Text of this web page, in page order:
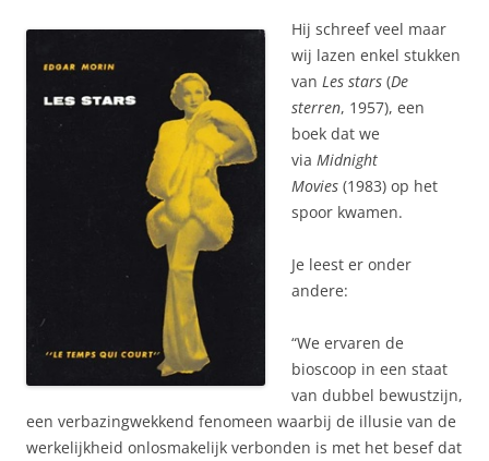
Hij schreef veel maar
wij lazen enkel stukken
van Les stars (De
sterren, 1957), een
boek dat we
via Midnight
Movies (1983) op het
spoor kwamen.
Je leest er onder
andere:
“We ervaren de
bioscoop in een staat
van dubbel bewustzijn,
een verbazingwekkend fenomeen waarbij de illusie van de
werkelijkheid onlosmakelijk verbonden is met het besef dat